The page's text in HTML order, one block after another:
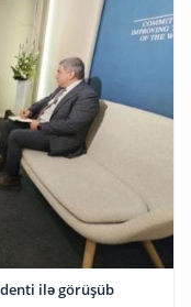
ilə görüşüb